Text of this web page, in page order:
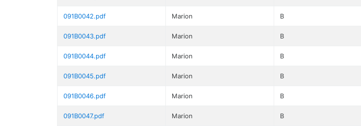
091B0042.pdf Marion B
091B0043.pdf Marion B
091B0044.pdf Marion B
091B0045.pdf Marion B
091B0046.pdf Marion B
091B0047.pdf Marion B